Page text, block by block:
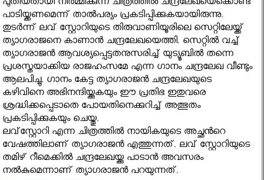
പുതിയതായി നിര്‍മ്മിക്കുന്ന ചിത്രത്തില്‍ ചന്ദ്രലേഖയെക്കൊണ്ട്
പാടിയ്ക്കണമെന്ന് താല്‍പര്യം പ്രകടിപ്പിക്കുകയായിരുന്നു.
തുടര്‍ന്ന് ലവ് സ്റ്റോറിയുടെ തിരുവാണിയൂരിലെ സെറ്റിലേയ്ക്ക്
ത്യാഗരാജനെ കാണാന്‍ ചന്ദ്രലേഖയെത്തി. സെറ്റില്‍ വച്ച്
ത്യാഗരാജന്‍ ആവശ്യപ്പെട്ടതനുസരിച്ച് യുട്യൂബില്‍ തന്നെ
പ്രശസ്തയാക്കിയ രാജഹംസമേ എന്ന ഗാനം ചന്ദ്രലേഖ വീണ്ടും
ആലപിച്ചു. ഗാനം കേട്ട ത്യാഗരാജന്‍ ചന്ദ്രലേഖയുടെ
കഴിവിനെ അഭിനന്ദിയ്ക്കുകയും ഈ പ്രതിഭ ഇതുവരെ
ശ്രദ്ധിക്കപ്പെടാതെ പോയതിനെക്കുറിച്ച് അത്ഭുതം
പ്രകടിപ്പിക്കുകയും ചെയ്തു.
ലവ്‌സ്റ്റോറി എന്ന ചിത്രത്തില്‍ നായികയുടെ അച്ഛൻറെ
വേഷത്തിലാണ് ത്യാഗരാജന്‍ എത്തുന്നത്. ലവ് സ്റ്റോറിയുടെ
തമിഴ് റീമെക്കില്‍ ചന്ദ്രലേഖയ്ക്കു പാടാന്‍ അവസരം
നല്‍കുമെന്നാണ് ത്യാഗരാജന്‍ പറയുന്നത്.